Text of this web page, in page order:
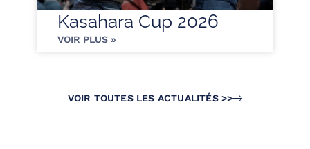
Kasahara Cup 2026
VOIR PLUS »
VOIR TOUTES LES ACTUALITÉS >>